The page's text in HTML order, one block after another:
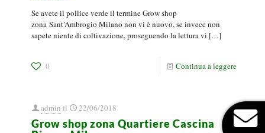
Se avete il pollice verde il termine Grow shop
zona Sant’Ambrogio Milano non vi è nuovo, se invece non
sapete niente di coltivazione, proseguendo la lettura vi […]
0 Continua a leggere
admin il 22/06/2018
Grow shop zona Quartiere Cascina